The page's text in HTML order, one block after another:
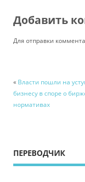
Добавить
Для отправки
« Власти пошли на
бизнесу в споре о
нормативах
ПЕРЕВОДЧИК